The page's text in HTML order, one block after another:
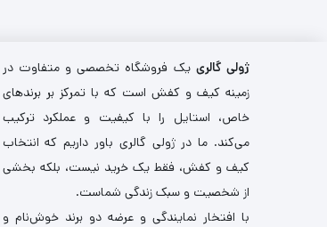
ژولی گالری یک فروشگاه تخصصی و متفاوت در
زمینه کیف و کفش است که با تمرکز بر برندهای
خاص، استایل را با کیفیت و عملکرد ترکیب
می‌کند. ما در ژولی گالری باور داریم که انتخاب
کیف و کفش، فقط یک خرید نیست، بلکه بخشی
از شخصیت و سبک زندگی شماست.
با افتخار نمایندگی و عرضه دو برند خوش‌نام و